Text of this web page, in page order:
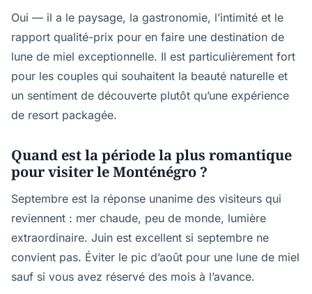
Oui — il a le paysage, la gastronomie, l’intimité et le
rapport qualité-prix pour en faire une destination de
lune de miel exceptionnelle. Il est particulièrement fort
pour les couples qui souhaitent la beauté naturelle et
un sentiment de découverte plutôt qu’une expérience
de resort packagée.
Quand est la période la plus romantique
pour visiter le Monténégro ?
Septembre est la réponse unanime des visiteurs qui
reviennent : mer chaude, peu de monde, lumière
extraordinaire. Juin est excellent si septembre ne
convient pas. Éviter le pic d’août pour une lune de miel
sauf si vous avez réservé des mois à l’avance.